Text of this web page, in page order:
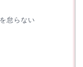
怠らない